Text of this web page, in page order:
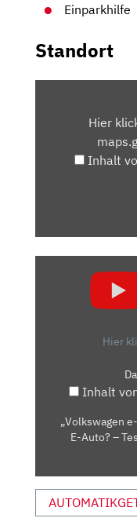
Einparkhilfe
Standort
Hier
Inhalt
EINSTEIGER-
AUTO?
|
AUTO
Hier
Inhalt
„Volkswagen
E-Auto? –